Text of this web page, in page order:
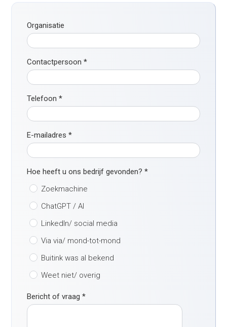
Organisatie
Contactpersoon*
Telefoon*
E-mailadres*
Hoe heeft u ons bedrijf gevonden?*
Zoekmachine
ChatGPT / AI
LinkedIn/ social media
Via via/ mond-tot-mond
Buitink was al bekend
Weet niet/ overig
Bericht of vraag*